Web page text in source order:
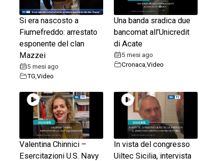
Si era nascosto a
Fiumefreddo: arrestato
esponente del clan
Mazzei
5 mesi ago
TG Video
Una banda sradica due
bancomat all’Unicredit
di Acate
5 mesi ago
Cronaca ,Video
Valentina Chinnici –
Esercitazioni U.S. Navy
In vista del congresso
Uiltec Sicilia, intervista